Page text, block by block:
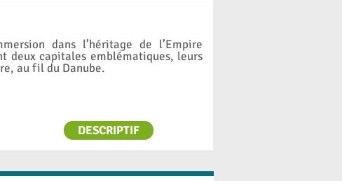
dans l’héritage de l’Empire
deux capitales emblématiques, leurs
au fil du Danube.
DESCRIPTIF